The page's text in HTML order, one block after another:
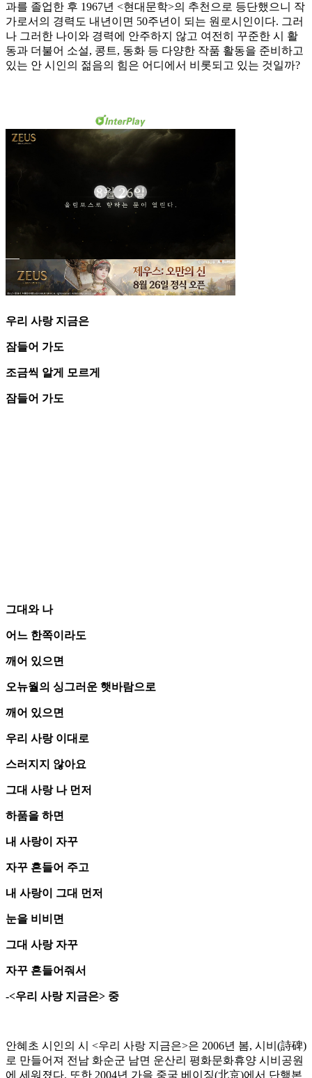
과를 졸업한 후 1967년 <현대문학>의 추천으로 등단했으니 작
가로서의 경력도 내년이면 50주년이 되는 원로시인이다. 그러
나 그러한 나이와 경력에 안주하지 않고 여전히 꾸준한 시 활
동과 더불어 소설, 콩트, 동화 등 다양한 작품 활동을 준비하고
있는 안 시인의 젊음의 힘은 어디에서 비롯되고 있는 것일까?
우리 사랑 지금은
잠들어 가도
조금씩 알게 모르게
잠들어 가도
그대와 나
어느 한쪽이라도
깨어 있으면
오뉴월의 싱그러운 햇바람으로
깨어 있으면
우리 사랑 이대로
스러지지 않아요
그대 사랑 나 먼저
하품을 하면
내 사랑이 자꾸
자꾸 흔들어 주고
내 사랑이 그대 먼저
눈을 비비면
그대 사랑 자꾸
자꾸 흔들어줘서
-<우리 사랑 지금은> 중
안혜초 시인의 시 <우리 사랑 지금은>은 2006년 봄, 시비(詩碑)
로 만들어져 전남 화순군 남면 운산리 평화문화휴양 시비공원
에 세워졌다. 또한 2004년 가을 중국 베이징(北京)에서 단행본